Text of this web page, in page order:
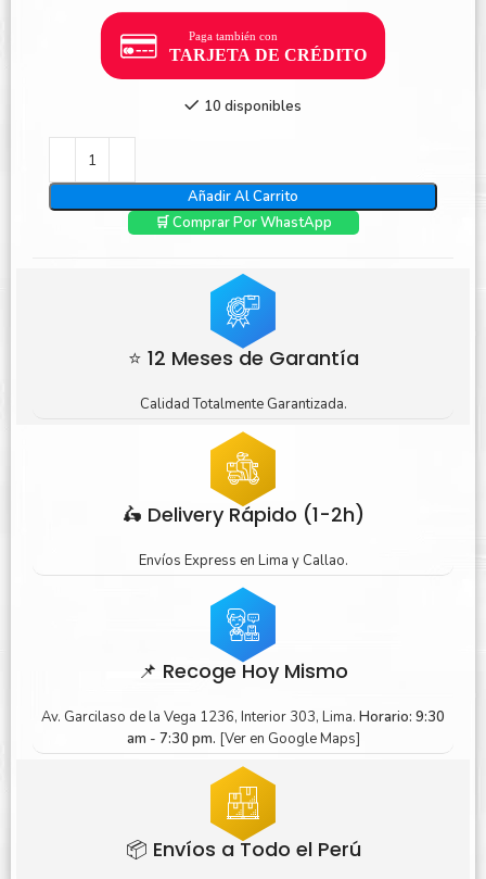
10 disponibles
Añadir Al Carrito
🛒 Comprar Por WhastApp
⭐ 12 Meses de Garantía
Calidad Totalmente Garantizada.
🛵 Delivery Rápido (1-2h)
Envíos Express en Lima y Callao.
📌 Recoge Hoy Mismo
Av. Garcilaso de la Vega 1236, Interior 303, Lima. Horario: 9:30
am - 7:30 pm. [Ver en Google Maps]
📦 Envíos a Todo el Perú